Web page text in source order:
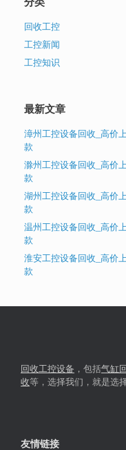
回收工控
工控新闻
工控知识
最新文章
漳州工控设备回收_高价
款
滁州工控设备回收_高价
款
湖州工控设备回收_高价
款
温州工控设备回收_高价
款
淮安工控设备回收_高价
款
回收工控设备 ，包括气缸
收等，选择我们，就是选
友情链接